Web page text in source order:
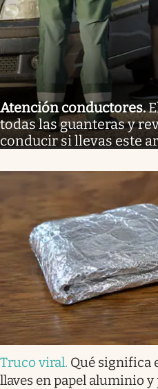
Atención conductores.
todas las guanteras y
conducir si llevas este
Truco viral. Qué significa
llaves en papel aluminio